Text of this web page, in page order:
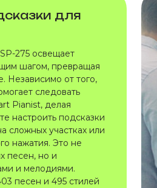
для
275 освещает
шагом, превращая
Независимо от того,
следовать
Pianist, делая
настроить подсказки
сложных участках или
нажатия. Это не
песен, но и
и мелодиями.
песен и 495 стилей